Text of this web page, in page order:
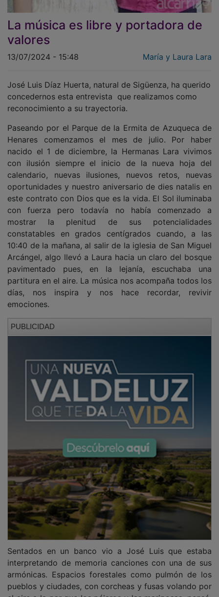
La música es libre y portadora de
valores
concedernos esta entrevista que realizamos como
reconocimiento a su trayectoria.
Henares comenzamos el mes de julio. Por haber
nacido el 1 de diciembre, la Hermanas Lara vivimos
con ilusión siempre el inicio de la nueva hoja del
calendario, nuevas ilusiones, nuevos retos, nuevas
oportunidades y nuestro aniversario de dies natalis en
este contrato con Dios que es la vida. El Sol iluminaba
con fuerza pero todavía no había comenzado a
mostrar la plenitud de sus potencialidades
constatables en grados centígrados cuando, a las
10:40 de la mañana, al salir de la iglesia de San Miguel
Arcángel, algo llevó a Laura hacia un claro del bosque
pavimentado pues, en la lejanía, escuchaba una
partitura en el aire. La música nos acompaña todos los
días, nos inspira y nos hace recordar, revivir
emociones.
interpretando de memoria canciones con una de sus
armónicas. Espacios forestales como pulmón de los
pueblos y ciudades, con corcheas y fusas volando por
el aire a la par que los pájaros y las mariposas, pensó,